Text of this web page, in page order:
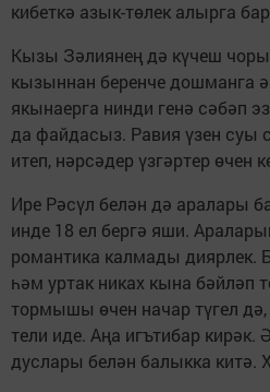
кибеткә азык-төлек алырга
Кызы Зәлиянең дә күчеш
кызыннан беренче дошманга
якынаерга нинди генә сәбәп
да файдасыз. Равия үзен суы
итеп, нәрсәдер үзгәртер өчен
Ире Рәсүл белән дә аралары
инде 18 ел бергә яши.
романтика калмады диярлек.
һәм уртак никах кына бәйләп
тормышы өчен начар түгел
тели иде. Аңа игътибар кирәк.
дуслары белән балыкка